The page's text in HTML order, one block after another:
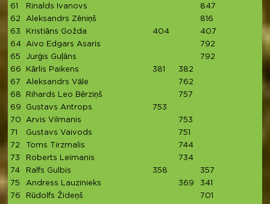
61
Rinalds Ivanovs 847
62
Aleksandrs Zēniņš 816
63
Kristiāns Gožda 404 407
64
Aivo Edgars Asaris 792
65
Jurģis Guļāns 792
66
Kārlis Paikens 381 382
67
Aleksandrs Vāle 762
68
Rihards Leo Bērziņš 757
69
Gustavs Antrops 753
70
Arvis Vilmanis 753
71
Gustavs Vaivods 751
72
Toms Tirzmalis 744
73
Roberts Leimanis 734
74
Ralfs Gulbis 358 357
75
Andress Lauzinieks 369 341
76
Rūdolfs Žideņš 701